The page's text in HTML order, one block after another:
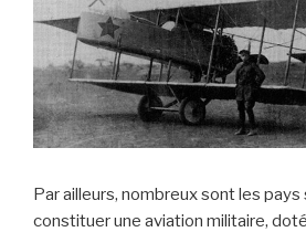
Par ailleurs, nombreux sont les
constituer une aviation militaire,